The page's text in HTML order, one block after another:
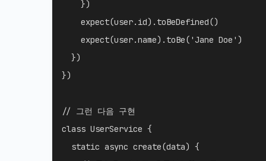
})
expect(user. id) . toBeDefined()
expect(user.name) . toBe( 'Jane Doe' )
})
})
// 그런 다음 구현
class UserService {
static async create(data) {